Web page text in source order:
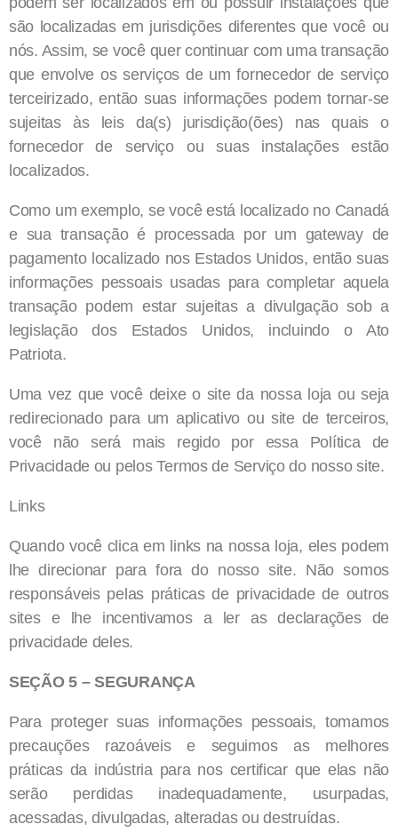
são localizadas em jurisdições diferentes que você ou
nós. Assim, se você quer continuar com uma transação
que envolve os serviços de um fornecedor de serviço
terceirizado, então suas informações podem tornar-se
sujeitas às leis da(s) jurisdição(ões) nas quais o
fornecedor de serviço ou suas instalações estão
localizados.
Como um exemplo, se você está localizado no Canadá
e sua transação é processada por um gateway de
pagamento localizado nos Estados Unidos, então suas
informações pessoais usadas para completar aquela
transação podem estar sujeitas a divulgação sob a
legislação dos Estados Unidos, incluindo o Ato
Patriota.
Uma vez que você deixe o site da nossa loja ou seja
redirecionado para um aplicativo ou site de terceiros,
você não será mais regido por essa Política de
Privacidade ou pelos Termos de Serviço do nosso site.
Links
Quando você clica em links na nossa loja, eles podem
lhe direcionar para fora do nosso site. Não somos
responsáveis pelas práticas de privacidade de outros
sites e lhe incentivamos a ler as declarações de
privacidade deles.
SEÇÃO 5 – SEGURANÇA
Para proteger suas informações pessoais, tomamos
precauções razoáveis e seguimos as melhores
práticas da indústria para nos certificar que elas não
serão perdidas inadequadamente, usurpadas,
acessadas, divulgadas, alteradas ou destruídas.